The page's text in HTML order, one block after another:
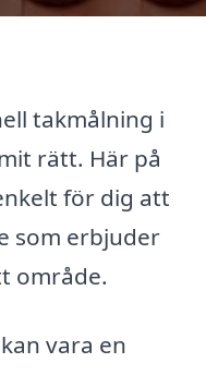
takmålning i
rätt. Här på
för dig att
som erbjuder
område.
vara en